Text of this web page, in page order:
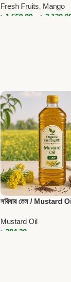
Fresh Fruits, Mango
৳ 1,560.00 ৳
সরিষার তেল / Mustard
Mustard Oil
৳ 284.20